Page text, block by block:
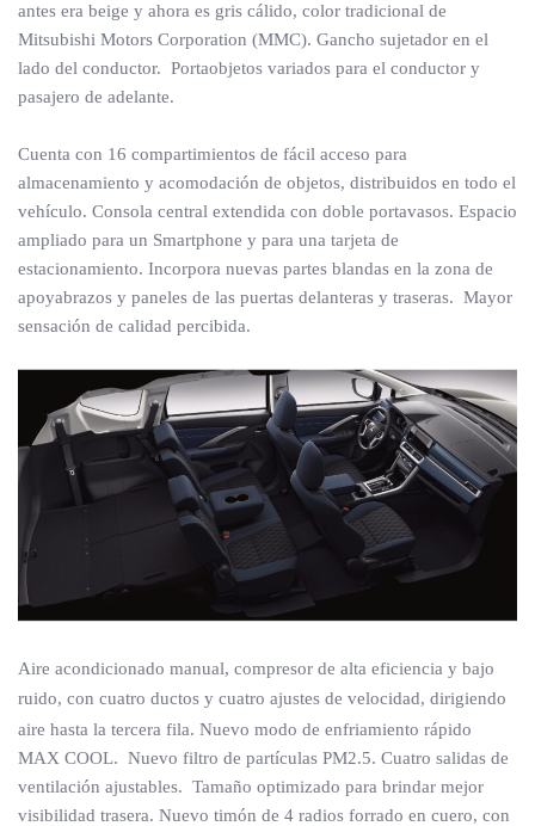
antes era beige y ahora es gris cálido, color tradicional de
Mitsubishi Motors Corporation (MMC). Gancho sujetador en el
lado del conductor. Portaobjetos variados para el conductor y
pasajero de adelante.
Cuenta con 16 compartimientos de fácil acceso para
almacenamiento y acomodación de objetos, distribuidos en todo el
vehículo. Consola central extendida con doble portavasos. Espacio
ampliado para un Smartphone y para una tarjeta de
estacionamiento. Incorpora nuevas partes blandas en la zona de
apoyabrazos y paneles de las puertas delanteras y traseras. Mayor
sensación de calidad percibida.
Aire acondicionado manual, compresor de alta eficiencia y bajo
ruido, con cuatro ductos y cuatro ajustes de velocidad, dirigiendo
aire hasta la tercera fila. Nuevo modo de enfriamiento rápido
MAX COOL. Nuevo filtro de partículas PM2.5. Cuatro salidas de
ventilación ajustables. Tamaño optimizado para brindar mejor
visibilidad trasera. Nuevo timón de 4 radios forrado en cuero, con